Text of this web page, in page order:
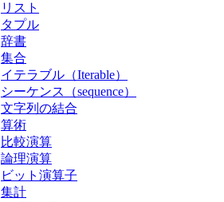
リスト
タプル
辞書
集合
イテラブル（Iterable）
シーケンス（sequence）
文字列の結合
算術
比較演算
論理演算
ビット演算子
集計